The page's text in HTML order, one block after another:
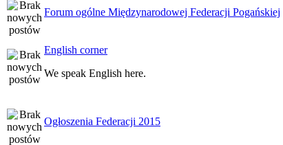
Forum ogólne Międzynarodowej Federacji Pogańskiej
English corner
We speak English here.
Ogłoszenia Federacji 2015